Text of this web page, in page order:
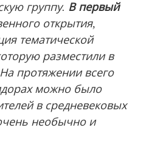
группу. В первый
открытия,
тематической
разместили в
протяжении всего
можно было
в средневековых
необычно и